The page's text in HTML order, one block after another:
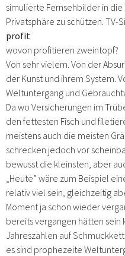
simulierte Fernsehbilder in
Privatsphäre zu schützen. TV-
profit
wovon profitieren zweintopf?
Von sehr vielem. Von der
der Kunst und ihrem System.
Weltuntergang und
Da wo Versicherungen im
den fettesten Fisch und
meistens auch die meisten
schrecken jedoch vor
bewusst die kleinsten, aber
„Heute” wäre zum Beispiel
relativ viel sein, gleichzeitig
Moment ja schon wieder
bereits vergangen hätten
Jahreszahlen auf
es sind prophezeite